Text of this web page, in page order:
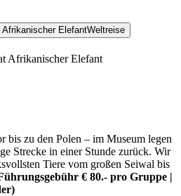
Weltreise
bis zu den Polen – im Museum legen
Strecke in einer Stunde zurück. Wir
Tiere vom großen Seiwal bis
€ 80.- pro Gruppe |